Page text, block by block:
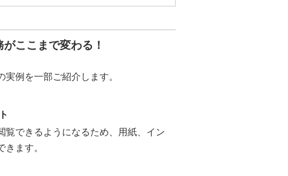
ここまで変わる！
例を一部ご紹介します。
覧できるようになるため、用紙、イン
ます。